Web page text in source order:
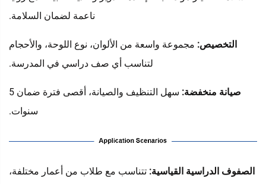
ناعمة لضمان السلامة.
التخصيص: مجموعة واسعة من الألوان، نوع اللوحة، والأحجام
لتناسب أي صف دراسي في المدرسة.
صيانة منخفضة:
سهل التنظيف والصيانة، أقصى فترة ضمان 5
سنوات.
الصفوف الدراسية القياسية: تتناسب مع طلاب من أعمار مختلفة،